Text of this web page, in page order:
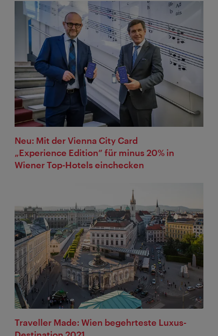
Neu: Mit der Vienna City Card
„Experience Edition” für minus 20% in
Wiener Top-Hotels einchecken
Traveller Made: Wien begehrteste Luxus-